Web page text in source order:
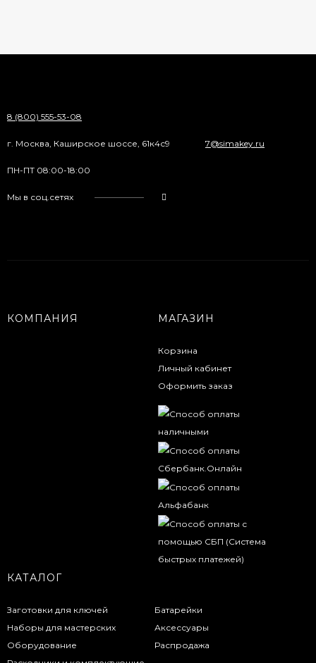
8 (800) 555-53-08
г. Москва, Каширское шоссе, 61к4с9 7@simakey.ru
ПН-ПТ 08:00-18:00
Мы в соц.сетях
КОМПАНИЯ МАГАЗИН
Корзина
Личный кабинет
Оформить заказ
КАТАЛОГ
Заготовки для ключей
Наборы для мастерских
Оборудование
Батарейки
Аксессуары
Распродажа